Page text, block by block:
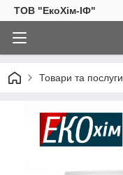
ТОВ "ЕкоХім-ІФ"
Товари та послуги